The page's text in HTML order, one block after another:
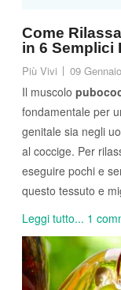
Come
in 6 Semplici
Più Vivi 09
Il muscolo
fondamentale per
genitale sia negli
al coccige. Per
eseguire pochi e
questo tessuto e
Leggi tutto... 1